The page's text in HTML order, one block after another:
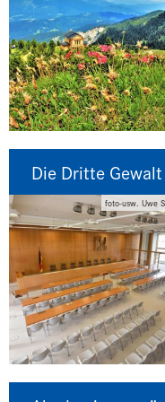
foto-usw. Uwe
Die Dritte